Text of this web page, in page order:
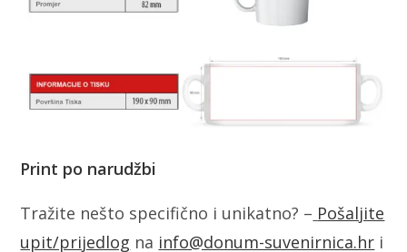
Print po narudžbi
Tražite nešto specifično i unikatno? – Pošaljite
upit/prijedlog na info@donum-suvenirnica.hr i